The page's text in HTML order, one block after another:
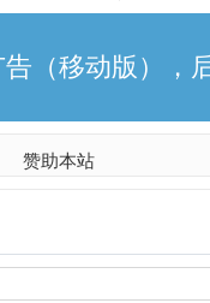
（移动版），
更改
赞助本站